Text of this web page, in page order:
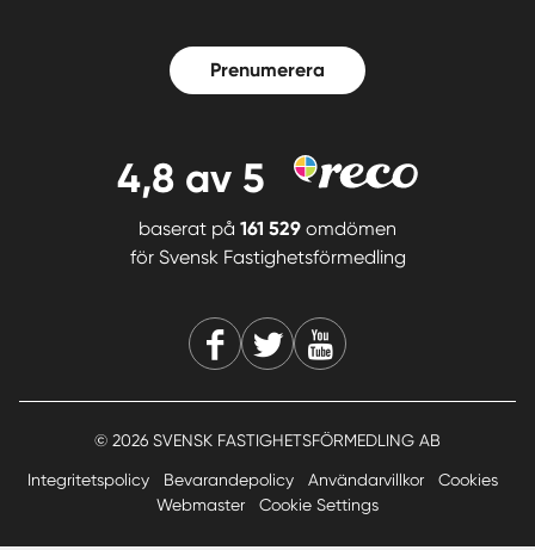
Prenumerera
4,8 av 5
baserat på 161 529 omdömen
för Svensk Fastighetsförmedling
© 2026 SVENSK FASTIGHETSFÖRMEDLING AB
Integritetspolicy Bevarandepolicy Användarvillkor
Cookies
Webmaster
Cookie Settings